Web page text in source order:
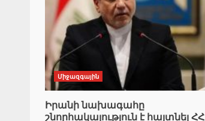
Միջազգային
Իրանի նախագահը
շնորհակալություն է հայտնել ՀՀ